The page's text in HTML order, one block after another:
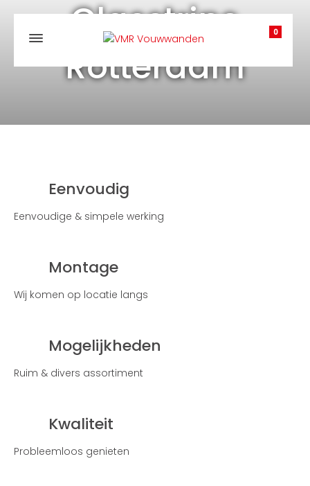
0
Glasstrips
Rotterdam
Eenvoudig
Eenvoudige & simpele werking
Montage
Wij komen op locatie langs
Mogelijkheden
Ruim & divers assortiment
Kwaliteit
Probleemloos genieten